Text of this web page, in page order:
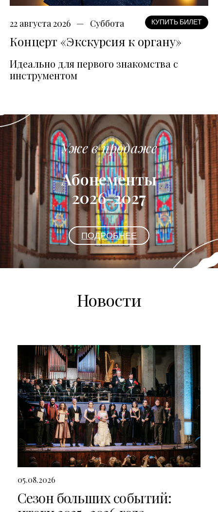
22 августа 2026 Суббота КУПИТЬ БИЛЕТ
Концерт «Экскурсия к органу»
Идеально для первого знакомства с
инструментом
Уже в продаже
Абонементы
2026-2027
ПОДРОБНЕЕ
Новости
05.08.2026
Сезон больших событий: